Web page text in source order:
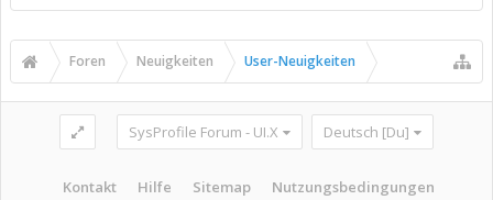
Foren Neuigkeiten User-Neuigkeiten
SysProfile Forum - UI.X Deutsch [Du]
Kontakt Hilfe Sitemap Nutzungsbedingungen